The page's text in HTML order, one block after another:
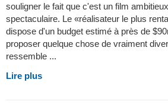
souligner le fait que c'est un film
spectaculaire. Le «réalisateur le plus
dispose d'un budget estimé à près de
proposer quelque chose de vraiment
ressemble ...
Lire plus